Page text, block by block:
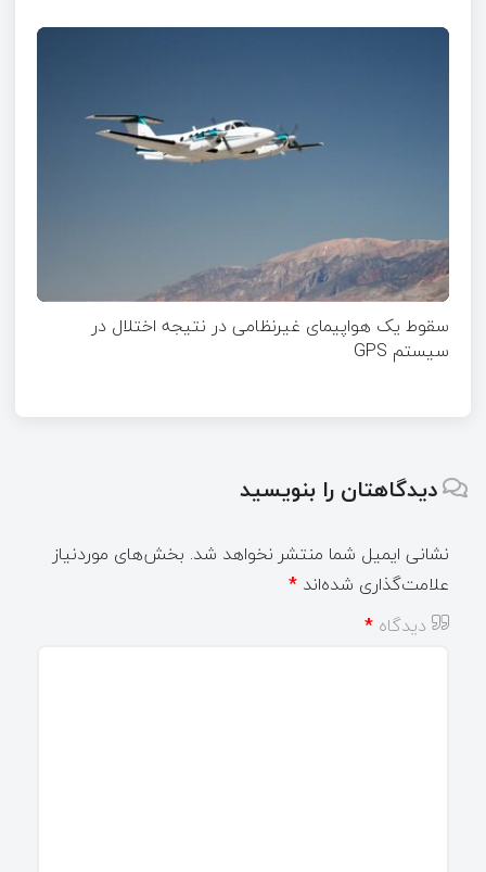
سقوط یک هواپیمای غیرنظامی در نتیجه اختلال در
سیستم‌ GPS
دیدگاهتان را بنویسید
نشانی ایمیل شما منتشر نخواهد شد. بخش‌های موردنیاز
علامت‌گذاری شده‌اند *
دیدگاه *